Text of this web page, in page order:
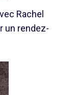
Rachel
un rendez-